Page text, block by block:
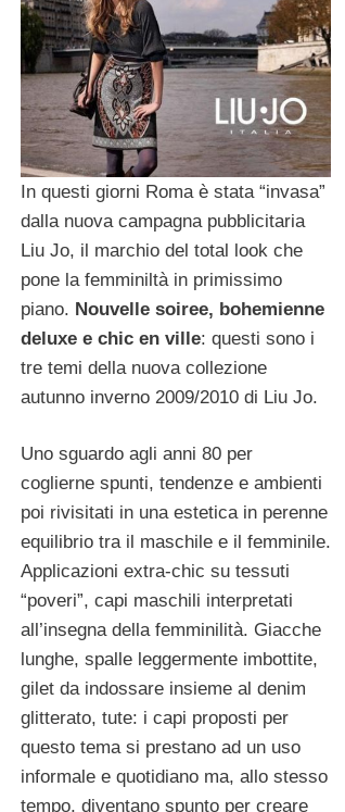
In questi giorni Roma è stata “invasa”
dalla nuova campagna pubblicitaria
Liu Jo, il marchio del total look che
pone la femminiltà in primissimo
piano. Nouvelle soiree, bohemienne
deluxe e chic en ville: questi sono i
tre temi della nuova collezione
autunno inverno 2009/2010 di Liu Jo.
Uno sguardo agli anni 80 per
coglierne spunti, tendenze e ambienti
poi rivisitati in una estetica in perenne
equilibrio tra il maschile e il femminile.
Applicazioni extra-chic su tessuti
“poveri”, capi maschili interpretati
all’insegna della femminilità. Giacche
lunghe, spalle leggermente imbottite,
gilet da indossare insieme al denim
glitterato, tute: i capi proposti per
questo tema si prestano ad un uso
informale e quotidiano ma, allo stesso
tempo, diventano spunto per creare